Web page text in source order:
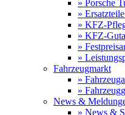
» Porsche
»
» KFZ-
» KFZ-
»
»
Fahrzeugmarkt
»
»
News &
» News &